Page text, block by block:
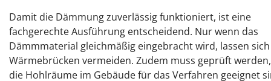
Damit die Dämmung zuverlässig funktioniert, ist eine
fachgerechte Ausführung entscheidend. Nur wenn das
Dämmmaterial gleichmäßig eingebracht wird, lassen sich
Wärmebrücken vermeiden. Zudem muss geprüft
die Hohlräume im Gebäude für das Verfahren geeignet